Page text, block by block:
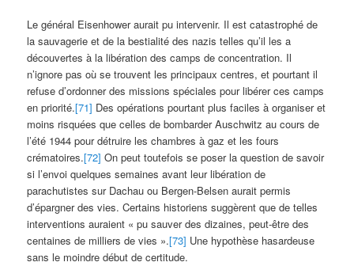
Le général Eisenhower aurait pu intervenir. Il est catastrophé de
la sauvagerie et de la bestialité des nazis telles qu’il les a
découvertes à la libération des camps de concentration. Il
n’ignore pas où se trouvent les principaux centres, et pourtant il
refuse d’ordonner des missions spéciales pour libérer ces camps
en priorité.[71] Des opérations pourtant plus faciles à organiser et
moins risquées que celles de bombarder Auschwitz au cours de
l’été 1944 pour détruire les chambres à gaz et les fours
crématoires.[72] On peut toutefois se poser la question de savoir
si l’envoi quelques semaines avant leur libération de
parachutistes sur Dachau ou Bergen-Belsen aurait permis
d’épargner des vies. Certains historiens suggèrent que de telles
interventions auraient « pu sauver des dizaines, peut-être des
centaines de milliers de vies ».[73] Une hypothèse hasardeuse
sans le moindre début de certitude.